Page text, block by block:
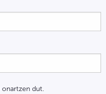
onartzen dut.